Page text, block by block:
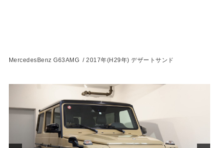
MercedesBenz G63AMG / 2017年(H29年) デザートサンド